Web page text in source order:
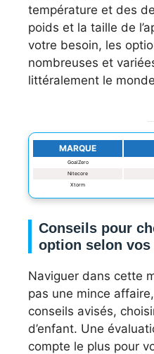
température et des
poids et la taille de
votre besoin, les
nombreuses et
littéralement le
MARQUE
GoalZero
Nitecore
Xtorm
Conseils pour
option selon vos
Naviguer dans cette
pas une mince
conseils avisés,
d’enfant. Une
compte le plus pour